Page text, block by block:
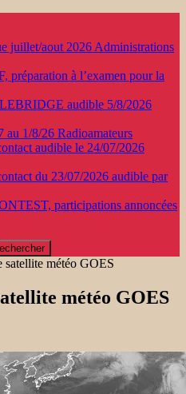
juillet/aout 2026 Administrations
préparation à l’examen pour la
audible 5/8/2026
au 1/8/26 Radioamateurs
audible le 24/07/2026
du 23/07/2026 audible par
participations annoncées
satellite météo GOES
météo GOES